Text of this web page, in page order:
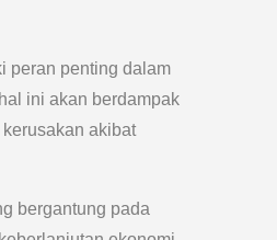
peran penting dalam
ini akan berdampak
akibat
bergantung pada